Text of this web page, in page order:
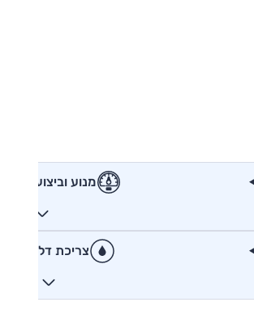
מנוע וביצועים
צריכת דלק